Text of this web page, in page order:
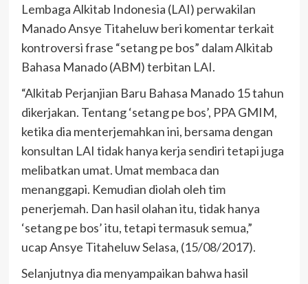
Lembaga Alkitab Indonesia (LAI) perwakilan
Manado Ansye Titaheluw beri komentar terkait
kontroversi frase “setang pe bos” dalam Alkitab
Bahasa Manado (ABM) terbitan LAI.
“Alkitab Perjanjian Baru Bahasa Manado 15 tahun
dikerjakan. Tentang ‘setang pe bos’, PPA GMIM,
ketika dia menterjemahkan ini, bersama dengan
konsultan LAI tidak hanya kerja sendiri tetapi juga
melibatkan umat. Umat membaca dan
menanggapi. Kemudian diolah oleh tim
penerjemah. Dan hasil olahan itu, tidak hanya
‘setang pe bos’ itu, tetapi termasuk semua,”
ucap Ansye Titaheluw Selasa, (15/08/2017).
Selanjutnya dia menyampaikan bahwa hasil